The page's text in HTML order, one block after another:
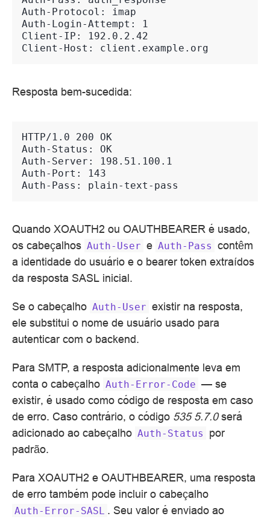
Auth-Protocol: imap
Auth-Login-Attempt: 1
Client-IP: 192.0.2.42
Client-Host: client.example.org
Resposta bem-sucedida:
HTTP/1.0 200 OK
Auth-Status: OK
Auth-Server: 198.51.100.1
Auth-Port: 143
Auth-Pass: plain-text-pass
Quando XOAUTH2 ou OAUTHBEARER é usado,
os cabeçalhos Auth-User e Auth-Pass contêm
a identidade do usuário e o bearer token extraídos
da resposta SASL inicial.
Se o cabeçalho Auth-User existir na resposta,
ele substitui o nome de usuário usado para
autenticar com o backend.
Para SMTP, a resposta adicionalmente leva em
conta o cabeçalho Auth-Error-Code — se
existir, é usado como código de resposta em caso
de erro. Caso contrário, o código 535 5.7.0será
adicionado ao cabeçalho Auth-Status
por
padrão.
Para XOAUTH2 e OAUTHBEARER, uma resposta
de erro também pode incluir o cabeçalho
Auth-Error-SASL . Seu valor é enviado ao